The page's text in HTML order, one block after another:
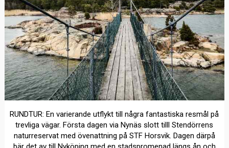
RUNDTUR: En varierande utflykt till några fantastiska resmål på
trevliga vägar. Första dagen via Nynäs slott tilll Stendörrens
naturreservat med övenattning på STF Horsvik. Dagen därpå